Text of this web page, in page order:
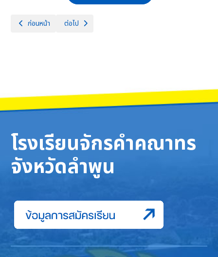
เนื้อหาก่อนหน้า: วันศุกร์ที่ 14 กุมภาพันธ์ 2568 กลุ่มสาระการเรียนรู้คณิต
ก่อนหน้า เนื้อหาถัดไป: โรงเรียนจักรคำคณาทร จังหวัดลำพูน ขอแส
ต่อไป
โรงเรียนจักรคำคณาทร
จังหวัดลำพูน